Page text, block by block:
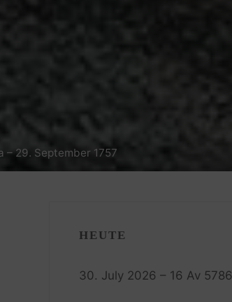
– 29. September 1757
HEUTE
30. July 2026 – 16 Av 5786